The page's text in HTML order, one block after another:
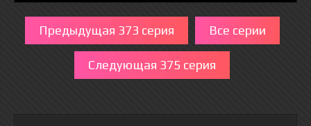
Предыдущая 373 серия Все серии
Следующая 375 серия